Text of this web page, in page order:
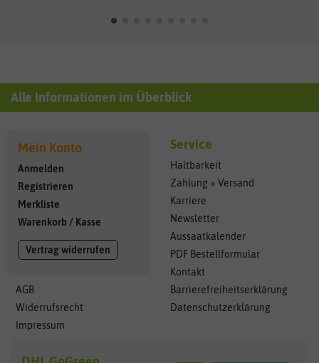
Alle Informationen im Überblick
Mein Konto
Anmelden
Registrieren
Merkliste
Warenkorb / Kasse
Vertrag widerrufen
AGB
Widerrufsrecht
Impressum
Service
Haltbarkeit
Zahlung + Versand
Karriere
Newsletter
Aussaatkalender
PDF Bestellformular
Kontakt
Barrierefreiheitserklärung
Datenschutzerklärung